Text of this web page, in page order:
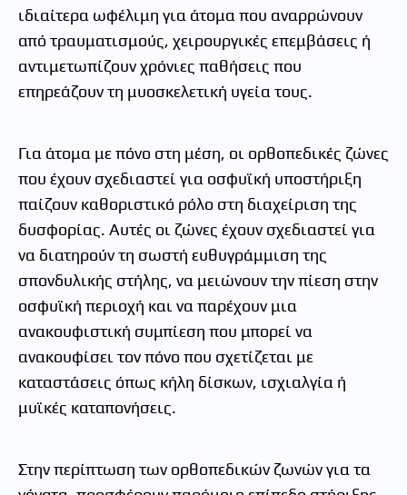
ιδιαίτερα ωφέλιμη για άτομα που αναρρώνουν
από τραυματισμούς, χειρουργικές επεμβάσεις ή
αντιμετωπίζουν χρόνιες παθήσεις που
επηρεάζουν τη μυοσκελετική υγεία τους.
Για άτομα με πόνο στη μέση, οι ορθοπεδικές ζώνες
που έχουν σχεδιαστεί για οσφυϊκή υποστήριξη
παίζουν καθοριστικό ρόλο στη διαχείριση της
δυσφορίας. Αυτές οι ζώνες έχουν σχεδιαστεί για
να διατηρούν τη σωστή ευθυγράμμιση της
σπονδυλικής στήλης, να μειώνουν την πίεση στην
οσφυϊκή περιοχή και να παρέχουν μια
ανακουφιστική συμπίεση που μπορεί να
ανακουφίσει τον πόνο που σχετίζεται με
καταστάσεις όπως κήλη δίσκων, ισχιαλγία ή
μυϊκές καταπονήσεις.
Στην περίπτωση των ορθοπεδικών ζωνών για τα